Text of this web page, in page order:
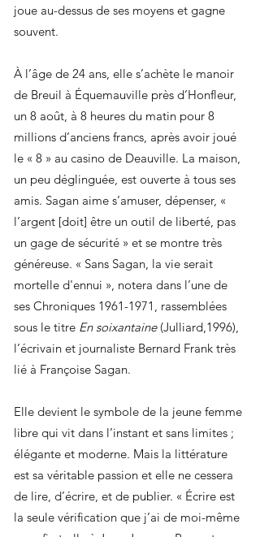
joue au-dessus de ses moyens et gagne
souvent.
À l’âge de 24 ans, elle s’achète le manoir
de Breuil à Équemauville près d’Honfleur,
un 8 août, à 8 heures du matin pour 8
millions d’anciens francs, après avoir joué
le « 8 » au casino de Deauville. La maison,
un peu déglinguée, est ouverte à tous ses
amis. Sagan aime s’amuser, dépenser, «
l’argent [doit] être un outil de liberté, pas
un gage de sécurité » et se montre très
généreuse. « Sans Sagan, la vie serait
mortelle d'ennui », notera dans l’une de
ses Chroniques 1961-1971 , rassemblées
sous le titre En soixantaine(Julliard,1996),
l’écrivain et journaliste Bernard Frank très
lié à Françoise Sagan.
Elle devient le symbole de la jeune femme
libre qui vit dans l’instant et sans limites ;
élégante et moderne. Mais la littérature
est sa véritable passion et elle ne cessera
de lire, d’écrire, et de publier. « Écrire est
la seule vérification que j’ai de moi-même